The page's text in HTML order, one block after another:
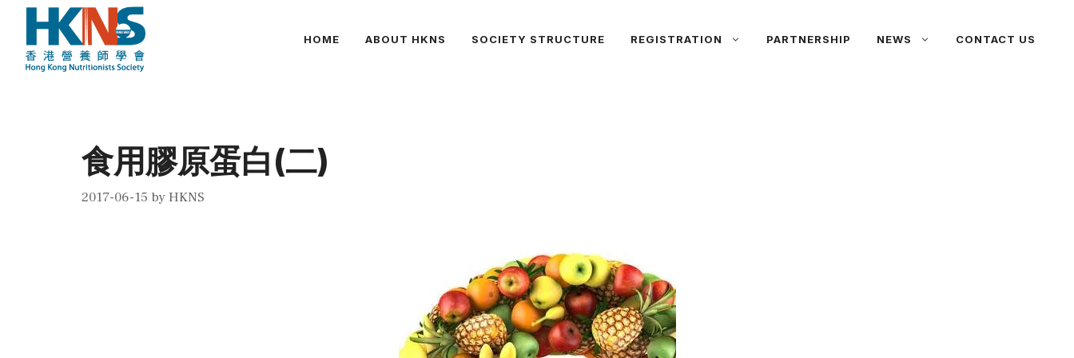
Skip
content
HOME ABOUT HKNS SOCIETY STRUCTURE REGISTRATION PARTNERSHIP NEWS CONTACT US
食用膠原蛋白(二)
2017-06-15 byHKNS